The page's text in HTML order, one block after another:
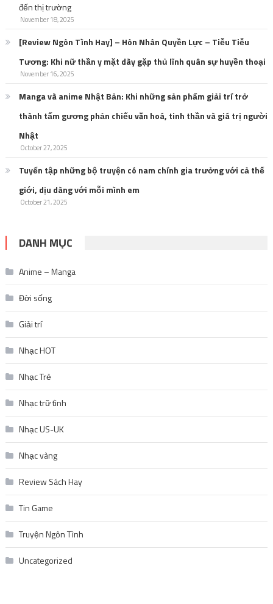
đến thị trường
November 18, 2025
[Review Ngôn Tình Hay] – Hôn Nhân Quyền Lực – Tiễu Tiễu
Tương: Khi nữ thần y mặt dày gặp thủ lĩnh quân sự huyền thoại
November 16, 2025
Manga và anime Nhật Bản: Khi những sản phẩm giải trí trở
thành tấm gương phản chiếu văn hoá, tinh thần và giá trị người
Nhật
October 27, 2025
Tuyển tập những bộ truyện có nam chính gia trưởng với cả thế
giới, dịu dàng với mỗi mình em
October 21, 2025
DANH MỤC
Anime – Manga
Đời sống
Giải trí
Nhạc HOT
Nhạc Trẻ
Nhạc trữ tình
Nhạc US-UK
Nhạc vàng
Review Sách Hay
Tin Game
Truyện Ngôn Tình
Uncategorized